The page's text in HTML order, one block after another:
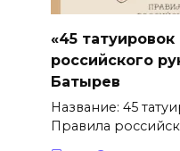
«45
российского
Батырев
Название: 45
Правила